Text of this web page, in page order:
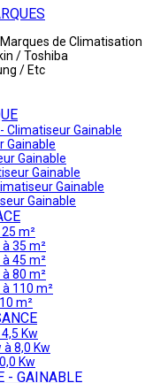
de Climatisation
/ Toshiba
/ Etc
Climatiseur Gainable
Gainable
Gainable
Gainable
Gainable
Gainable
m²
à 35 m²
à 45 m²
à 80 m²
à 110 m²
m²
Kw
à 8,0 Kw
Kw
- GAINABLE